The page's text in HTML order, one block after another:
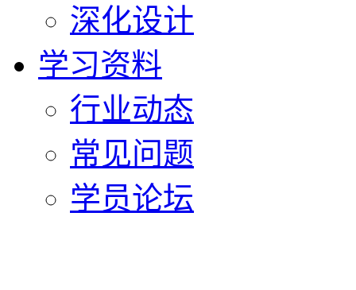
深化设计
学习资料
行业动态
常见问题
学员论坛